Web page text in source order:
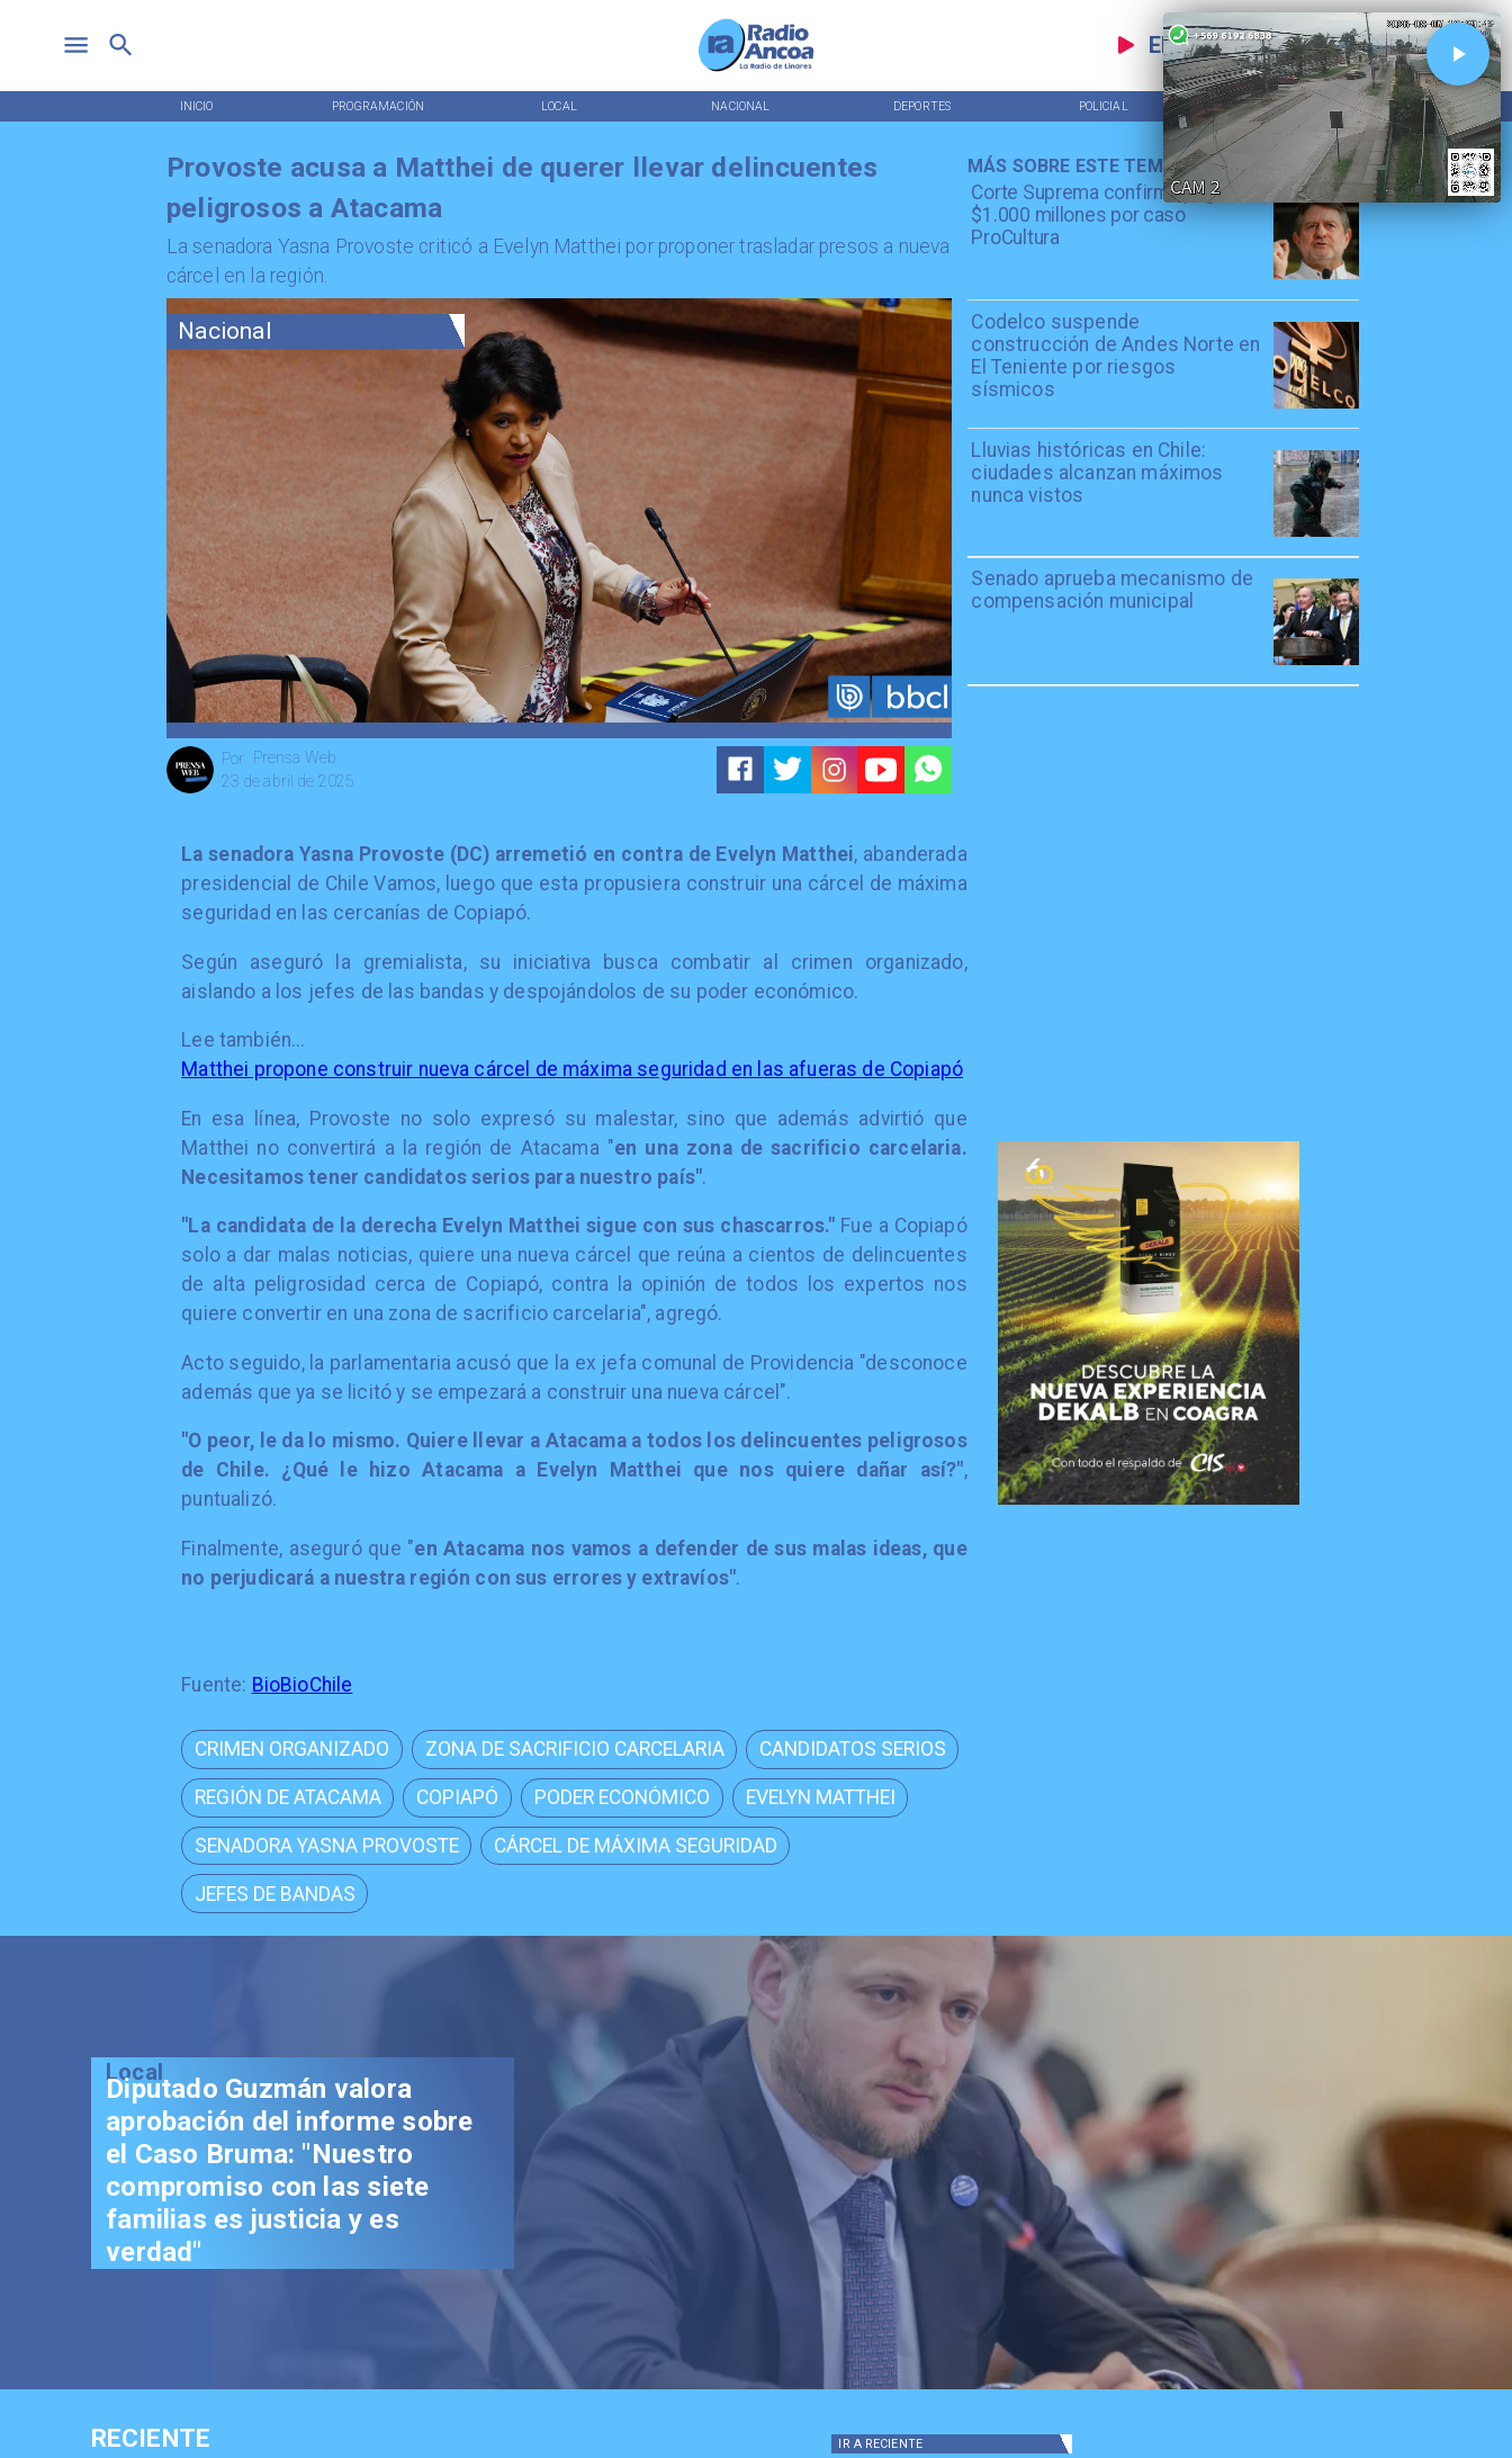
EN VIVO
INICIO PROGRAMACIÓN LOCAL NACIONAL DEPORTES POLICIAL TENDENCIAS
Nacional
Prensa Web
Por
23 de abril de 2025
Corte Suprema confirma pago de
$1.000 millones por caso
ProCultura
Codelco suspende
construcción de Andes Norte en
El Teniente por riesgos
sísmicos
Lluvias históricas en Chile:
ciudades alcanzan máximos
nunca vistos
Senado aprueba mecanismo de
compensación municipal
MÁS SOBRE ESTE TEMA
Provoste acusa a Matthei de querer llevar delincuentes
peligrosos a Atacama
La senadora Yasna Provoste criticó a Evelyn Matthei por proponer trasladar presos a nueva
cárcel en la región.
La senadora Yasna Provoste (DC) arremetió en contra de Evelyn Matthei, abanderada
presidencial de Chile Vamos, luego que esta propusiera construir una cárcel de máxima
seguridad en las cercanías de Copiapó.
Según aseguró la gremialista, su iniciativa busca combatir al crimen organizado,
aislando a los jefes de las bandas y despojándolos de su poder económico.
Lee también...
Matthei propone construir nueva cárcel de máxima seguridad en las afueras de Copiapó
En esa línea, Provoste no solo expresó su malestar, sino que además advirtió que
Matthei no convertirá a la región de Atacama "en una zona de sacrificio carcelaria.
Necesitamos tener candidatos serios para nuestro país".
"La candidata de la derecha Evelyn Matthei sigue con sus chascarros." Fue a Copiapó
solo a dar malas noticias, quiere una nueva cárcel que reúna a cientos de delincuentes
de alta peligrosidad cerca de Copiapó, contra la opinión de todos los expertos nos
quiere convertir en una zona de sacrificio carcelaria", agregó.
Acto seguido, la parlamentaria acusó que la ex jefa comunal de Providencia "desconoce
además que ya se licitó y se empezará a construir una nueva cárcel".
"O peor, le da lo mismo. Quiere llevar a Atacama a todos los delincuentes peligrosos
de Chile. ¿Qué le hizo Atacama a Evelyn Matthei que nos quiere dañar así?",
puntualizó.
Finalmente, aseguró que "en Atacama nos vamos a defender de sus malas ideas, que
no perjudicará a nuestra región con sus errores y extravíos".
Fuente: BioBioChile
CRIMEN ORGANIZADO ZONA DE SACRIFICIO CARCELARIA CANDIDATOS SERIOS
REGIÓN DE ATACAMA COPIAPÓ PODER ECONÓMICO EVELYN MATTHEI
SENADORA YASNA PROVOSTE CÁRCEL DE MÁXIMA SEGURIDAD
JEFES DE BANDAS
Local
Senador Vial celebra
aprobación del proyecto de
Reconstrucción: "Es un hito
trascendental en beneficio de
los chilenos"
RECIENTE IR A RECIENTE